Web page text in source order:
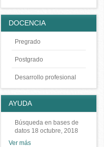
DOCENCIA
Pregrado
Postgrado
Desarrollo profesional
AYUDA
Búsqueda en bases de
datos18 octubre, 2018
Ver más